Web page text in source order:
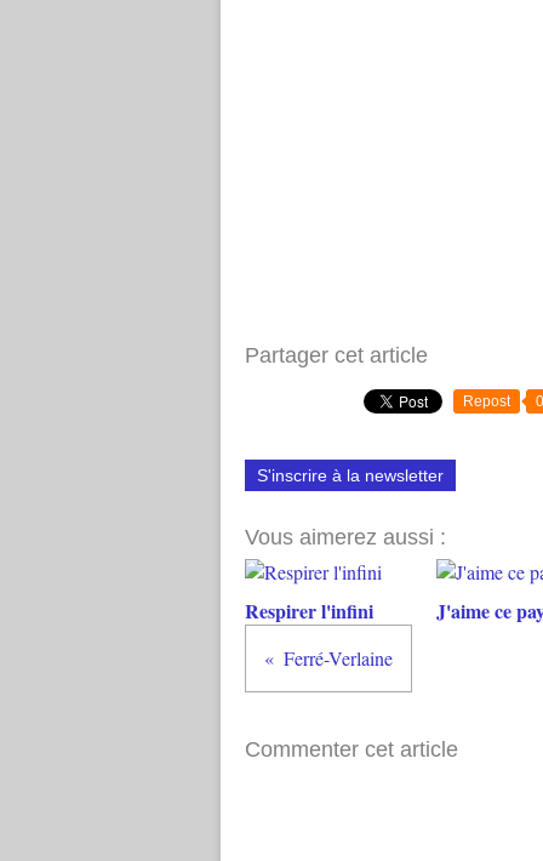
Partager cet article
Repost 0
S'inscrire à la newsletter
Vous aimerez aussi :
Respirer l'infini J'aime ce
Ferré-Verlaine
Commenter cet article